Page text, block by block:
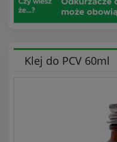
Klej do PCV 60ml